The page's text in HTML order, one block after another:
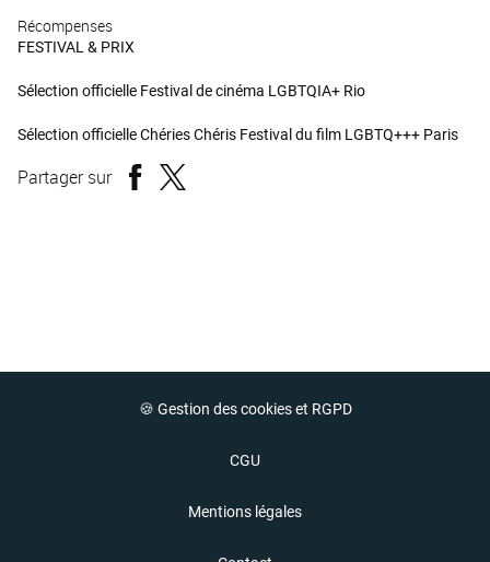
Récompenses
FESTIVAL & PRIX
Sélection officielle Festival de cinéma LGBTQIA+ Rio
Sélection officielle Chéries Chéris Festival du film LGBTQ+++ Paris
Partager sur
🍪 Gestion des cookies et RGPD
CGU
Mentions légales